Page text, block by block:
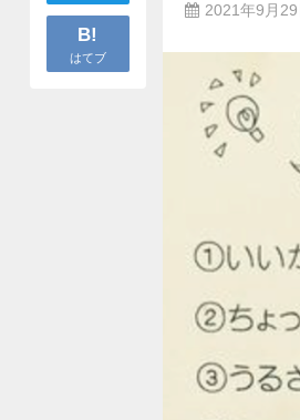
B!
はてブ
2021年9月29